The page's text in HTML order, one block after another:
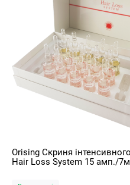
Orising Скриня
Hair Loss System 15 амп./